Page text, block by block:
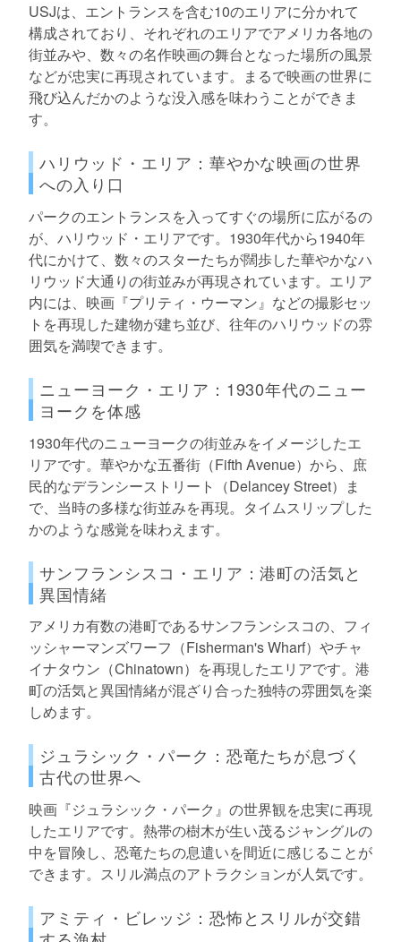
USJは、エントランスを含む10のエリアに分かれて
構成されており、それぞれのエリアでアメリカ各地の
街並みや、数々の名作映画の舞台となった場所の風景
などが忠実に再現されています。まるで映画の世界に
飛び込んだかのような没入感を味わうことができま
す。
ハリウッド・エリア：華やかな映画の世界
への入り口
パークのエントランスを入ってすぐの場所に広がるの
が、ハリウッド・エリアです。1930年代から1940年
代にかけて、数々のスターたちが闊歩した華やかなハ
リウッド大通りの街並みが再現されています。エリア
内には、映画『プリティ・ウーマン』などの撮影セッ
トを再現した建物が建ち並び、往年のハリウッドの雰
囲気を満喫できます。
ニューヨーク・エリア：1930年代のニュー
ヨークを体感
1930年代のニューヨークの街並みをイメージしたエ
リアです。華やかな五番街（Fifth Avenue）から、庶
民的なデランシーストリート（Delancey Street）ま
で、当時の多様な街並みを再現。タイムスリップした
かのような感覚を味わえます。
サンフランシスコ・エリア：港町の活気と
異国情緒
アメリカ有数の港町であるサンフランシスコの、フィ
ッシャーマンズワーフ（Fisherman's Wharf）やチャ
イナタウン（Chinatown）を再現したエリアです。港
町の活気と異国情緒が混ざり合った独特の雰囲気を楽
しめます。
ジュラシック・パーク：恐竜たちが息づく
古代の世界へ
映画『ジュラシック・パーク』の世界観を忠実に再現
したエリアです。熱帯の樹木が生い茂るジャングルの
中を冒険し、恐竜たちの息遣いを間近に感じることが
できます。スリル満点のアトラクションが人気です。
アミティ・ビレッジ：恐怖とスリルが交錯